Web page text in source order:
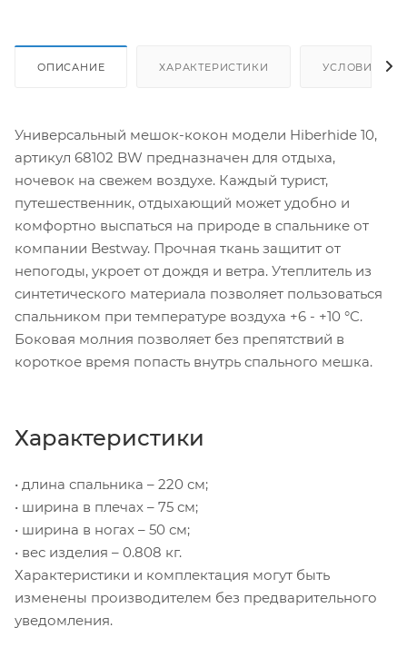
ОПИСАНИЕ ХАРАКТЕРИСТИКИ УСЛОВИЯ
Универсальный мешок-кокон модели Hiberhide 10,
артикул 68102 BW предназначен для отдыха,
ночевок на свежем воздухе. Каждый турист,
путешественник, отдыхающий может удобно и
комфортно выспаться на природе в спальнике от
компании Bestway. Прочная ткань защитит от
непогоды, укроет от дождя и ветра. Утеплитель из
синтетического материала позволяет пользоваться
спальником при температуре воздуха +6 - +10 °C.
Боковая молния позволяет без препятствий в
короткое время попасть внутрь спального мешка.
Характеристики
• длина спальника – 220 см;
• ширина в плечах – 75 см;
• ширина в ногах – 50 см;
• вес изделия – 0.808 кг.
Характеристики и комплектация могут быть
изменены производителем без предварительного
уведомления.